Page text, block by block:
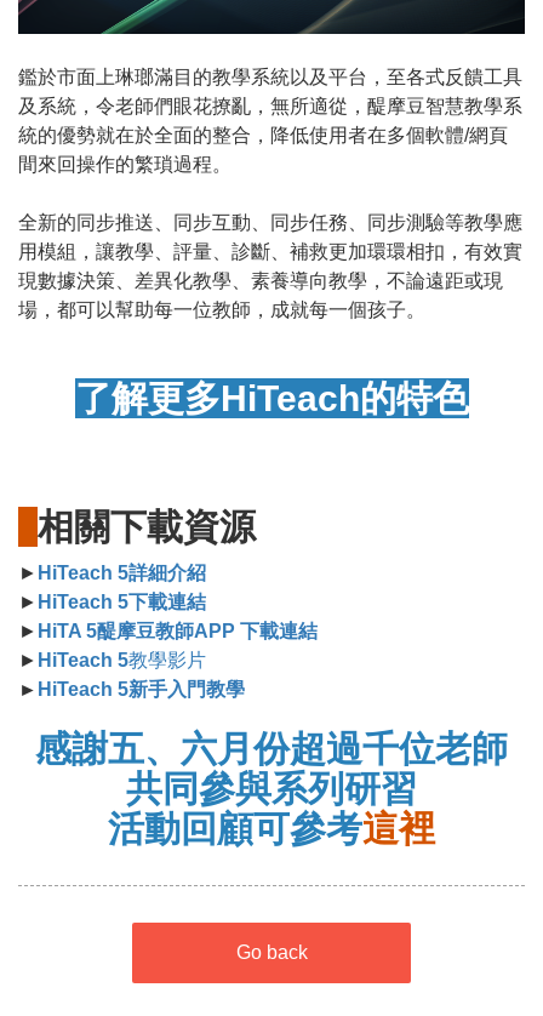
鑑於市面上琳瑯滿目的教學系統以及平台，至各式反饋工具
及系統，令老師們眼花撩亂，無所適從，醍摩豆智慧教學系
統的優勢就在於全面的整合，降低使用者在多個軟體/網頁
間來回操作的繁瑣過程。
全新的同步推送、同步互動、同步任務、同步測驗等教學應
用模組，讓教學、評量、診斷、補救更加環環相扣，有效實
現數據決策、差異化教學、素養導向教學，不論遠距或現
場，都可以幫助每一位教師，成就每一個孩子。
了解更多HiTeach的特色
相關下載資源
► HiTeach 5詳細介紹
► HiTeach 5下載連結
► HiTA 5醍摩豆教師APP 下載連結
► HiTeach 5教學影片
► HiTeach 5新手入門教學
感謝五、六月份超過千位老師
共同參與系列研習
活動回顧可參考這裡
Go back